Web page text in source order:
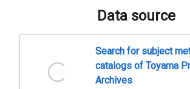
Data source
Search for subject
catalogs of Toyama
Archives